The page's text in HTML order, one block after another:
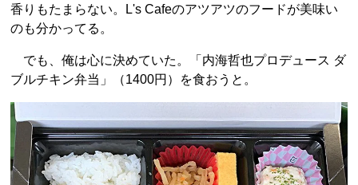
香りもたまらない。L's Cafeのアツアツのフードが美味い
のも分かってる。
でも、俺は心に決めていた。「内海哲也プロデュース ダ
ブルチキン弁当」（1400円）を食おうと。